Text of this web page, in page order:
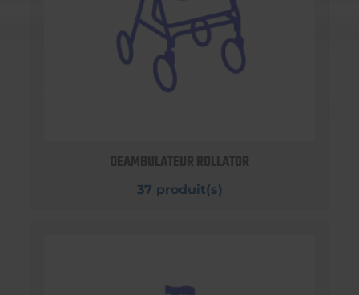
DEAMBULATEUR ROLLATOR
37 produit(s)